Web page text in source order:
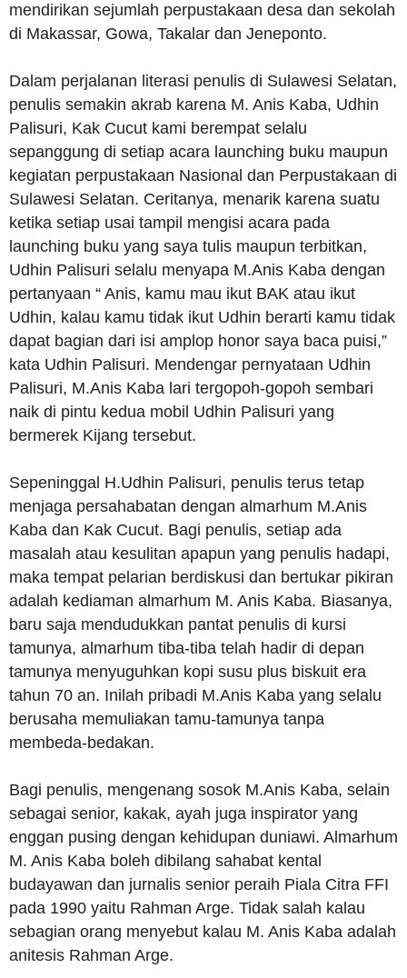
mendirikan sejumlah perpustakaan desa dan sekolah
di Makassar, Gowa, Takalar dan Jeneponto.
Dalam perjalanan literasi penulis di Sulawesi Selatan,
penulis semakin akrab karena M. Anis Kaba, Udhin
Palisuri, Kak Cucut kami berempat selalu
sepanggung di setiap acara launching buku maupun
kegiatan perpustakaan Nasional dan Perpustakaan di
Sulawesi Selatan. Ceritanya, menarik karena suatu
ketika setiap usai tampil mengisi acara pada
launching buku yang saya tulis maupun terbitkan,
Udhin Palisuri selalu menyapa M.Anis Kaba dengan
pertanyaan “ Anis, kamu mau ikut BAK atau ikut
Udhin, kalau kamu tidak ikut Udhin berarti kamu tidak
dapat bagian dari isi amplop honor saya baca puisi,”
kata Udhin Palisuri. Mendengar pernyataan Udhin
Palisuri, M.Anis Kaba lari tergopoh-gopoh sembari
naik di pintu kedua mobil Udhin Palisuri yang
bermerek Kijang tersebut.
Sepeninggal H.Udhin Palisuri, penulis terus tetap
menjaga persahabatan dengan almarhum M.Anis
Kaba dan Kak Cucut. Bagi penulis, setiap ada
masalah atau kesulitan apapun yang penulis hadapi,
maka tempat pelarian berdiskusi dan bertukar pikiran
adalah kediaman almarhum M. Anis Kaba. Biasanya,
baru saja mendudukkan pantat penulis di kursi
tamunya, almarhum tiba-tiba telah hadir di depan
tamunya menyuguhkan kopi susu plus biskuit era
tahun 70 an. Inilah pribadi M.Anis Kaba yang selalu
berusaha memuliakan tamu-tamunya tanpa
membeda-bedakan.
Bagi penulis, mengenang sosok M.Anis Kaba, selain
sebagai senior, kakak, ayah juga inspirator yang
enggan pusing dengan kehidupan duniawi. Almarhum
M. Anis Kaba boleh dibilang sahabat kental
budayawan dan jurnalis senior peraih Piala Citra FFI
pada 1990 yaitu Rahman Arge. Tidak salah kalau
sebagian orang menyebut kalau M. Anis Kaba adalah
anitesis Rahman Arge.